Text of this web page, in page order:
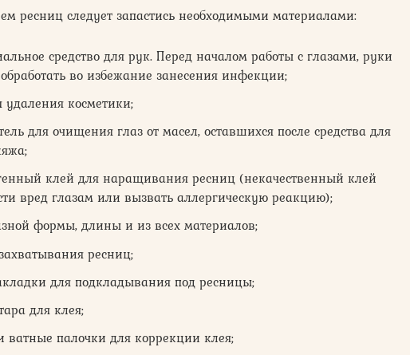
ресниц следует запастись необходимыми материалами:
средство для рук. Перед началом работы с глазами, руки
во избежание занесения инфекции;
удаления косметики;
для очищения глаз от масел, оставшихся после средства для
клей для наращивания ресниц (некачественный клей
вред глазам или вызвать аллергическую реакцию);
формы, длины и из всех материалов;
ресниц;
для подкладывания под ресницы;
для клея;
ватные палочки для коррекции клея;